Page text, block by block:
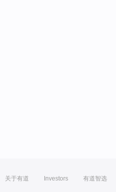
关于有道 Investors 有道智选